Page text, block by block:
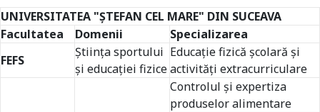
UNIVERSITATEA "ŞTEFAN CEL MARE" DIN SUCEAVA
Facultatea
Domenii
Specializarea
FEFS
Ştiinţa sportului
și educației fizice
Educație fizică școlară și
activități extracurriculare
Controlul şi expertiza
produselor alimentare